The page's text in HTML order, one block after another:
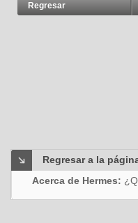
Regresar
Regresar a la
Acerca de Hermes: